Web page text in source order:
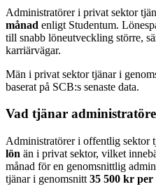
Administratörer i privat sektor
månad enligt Studentum.
till snabb löneutveckling större,
karriärvägar.
Män i privat sektor tjänar i
baserat på SCB:s senaste data.
Vad tjänar
Administratörer i offentlig sektor
lön än i privat sektor, vilket
månad för en genomsnittlig
tjänar i genomsnitt 35 500 kr per